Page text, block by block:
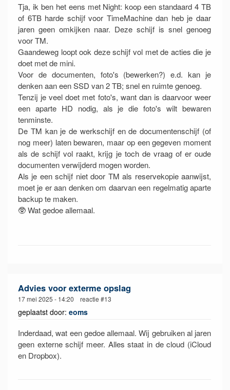
Tja, ik ben het eens met Night: koop een standaard 4 TB
of 6TB harde schijf voor TimeMachine dan heb je daar
jaren geen omkijken naar. Deze schijf is snel genoeg
voor TM.
Gaandeweg loopt ook deze schijf vol met de acties die je
doet met de mini.
Voor de documenten, foto's (bewerken?) e.d. kan je
denken aan een SSD van 2 TB; snel en ruimte genoeg.
Tenzij je veel doet met foto's, want dan is daarvoor weer
een aparte HD nodig, als je die foto's wilt bewaren
tenminste.
De TM kan je de werkschijf en de documentenschijf (of
nog meer) laten bewaren, maar op een gegeven moment
als de schijf vol raakt, krijg je toch de vraag of er oude
documenten verwijderd mogen worden.
Als je een schijf niet door TM als reservekopie aanwijst,
moet je er aan denken om daarvan een regelmatig aparte
backup te maken.
🥸 Wat gedoe allemaal.
Advies voor exterme opslag
17 mei 2025 - 14:20 reactie #13
geplaatst door: eoms
Inderdaad, wat een gedoe allemaal. Wij gebruiken al jaren
geen externe schijf meer. Alles staat in de cloud (iCloud
en Dropbox).